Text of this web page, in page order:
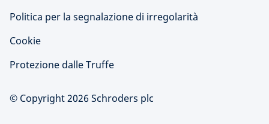
Politica per la segnalazione di irregolarità
Cookie
Protezione dalle Truffe
© Copyright 2026 Schroders plc